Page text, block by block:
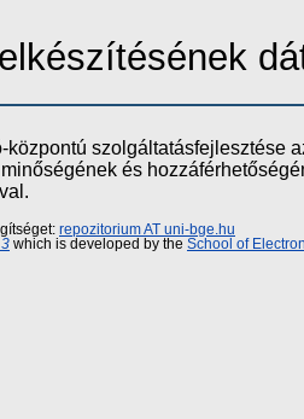
központú szolgáltatásfejlesztése
és
repozitorium AT uni-bge.hu
which is developed by the School of